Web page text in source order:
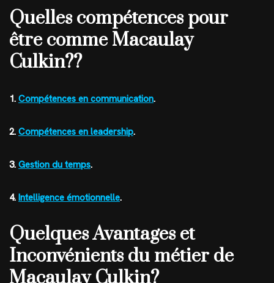
Quelles compétences pour
être comme Macaulay
Culkin??
1. Compétences en communication.
2. Compétences en leadership.
3. Gestion du temps.
4. Intelligence émotionnelle.
Quelques Avantages et
Inconvénients du métier de
Macaulay Culkin?